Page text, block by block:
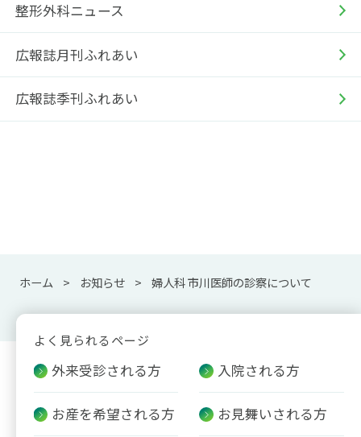
整形外科ニュース
広報誌月刊ふれあい
広報誌季刊ふれあい
ホーム お知らせ 婦人科 市川医師の診察について
よく見られるページ
外来受診される方 入院される方
お産を希望される方 お見舞いされる方